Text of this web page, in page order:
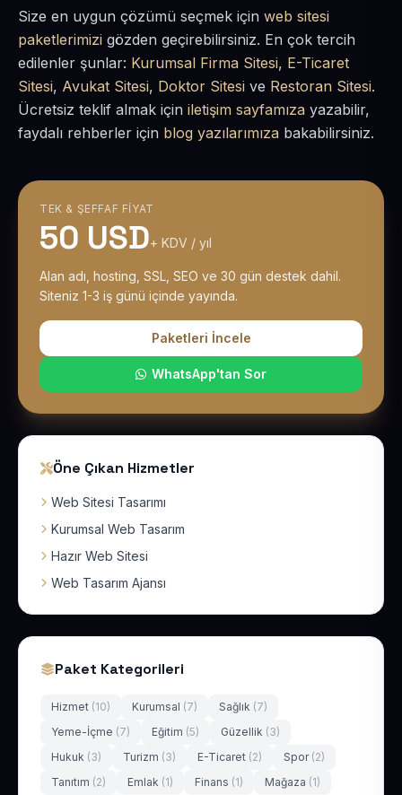
Size en uygun çözümü seçmek için web sitesi
paketlerimizi gözden geçirebilirsiniz. En çok tercih
edilenler şunlar: Kurumsal Firma Sitesi, E-Ticaret
Sitesi, Avukat Sitesi, Doktor Sitesi ve Restoran Sitesi.
Ücretsiz teklif almak için iletişim sayfamıza yazabilir,
faydalı rehberler için blog yazılarımıza bakabilirsiniz.
TEK & ŞEFFAF FIYAT
50 USD+ KDV / yıl
Alan adı, hosting, SSL, SEO ve 30 gün destek dahil.
Siteniz 1-3 iş günü içinde yayında.
Paketleri İncele
WhatsApp'tan Sor
Öne Çıkan Hizmetler
Web Sitesi Tasarımı
Kurumsal Web Tasarım
Hazır Web Sitesi
Web Tasarım Ajansı
Paket Kategorileri
Hizmet (10) Kurumsal (7) Sağlık (7)
Yeme-İçme (7) Eğitim (5) Güzellik (3)
Hukuk (3) Turizm (3) E-Ticaret (2) Spor (2)
Tanıtım (2) Emlak (1) Finans (1) Mağaza (1)